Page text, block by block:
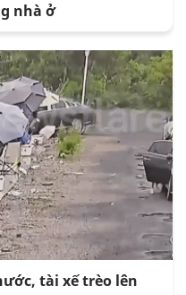
nhà ở
tài xế trèo lên